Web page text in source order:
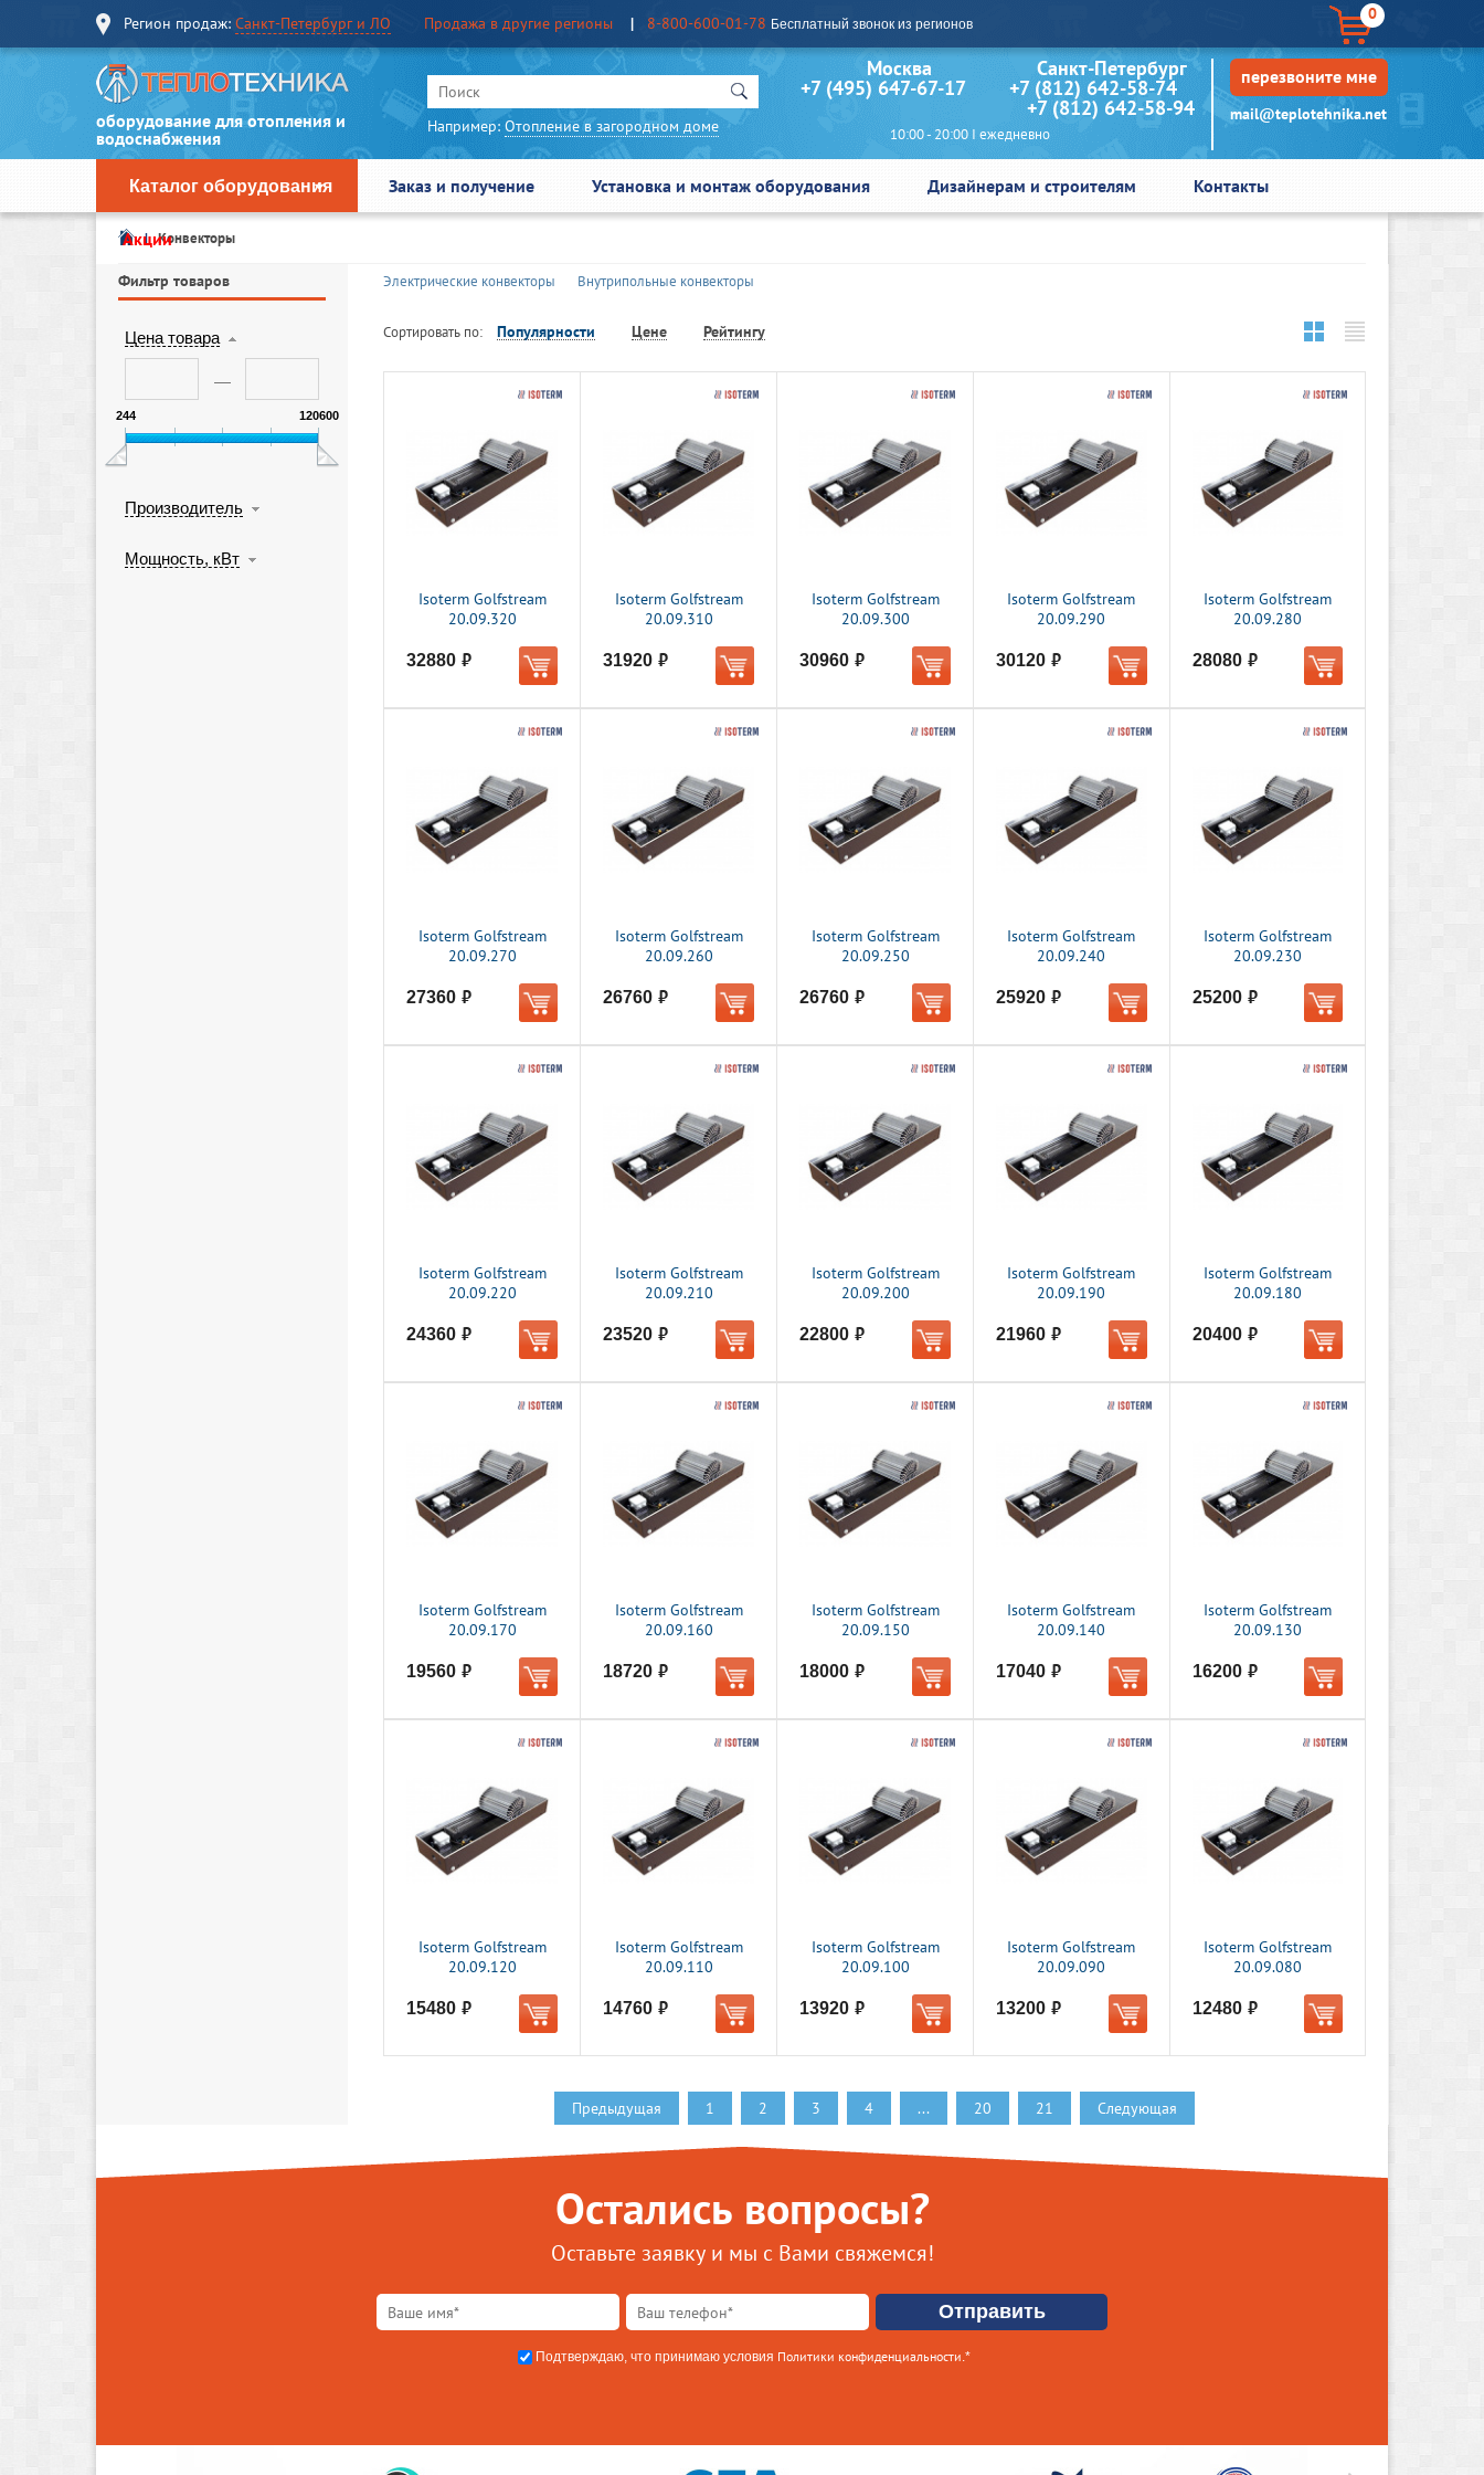
Регион продаж: Санкт-Петербург и ЛО Продажа в другие регионы 8-800-600-01-78 Бесплатный звонок из регионов
0
оборудование для отопления и
водоснабжения
Например: Отопление в загородном доме
Москва Санкт-Петербург
+7 (495) 647-67-17 +7 (812) 642-58-74
+7 (812) 642-58-94
10:00 - 20:00 I ежедневно
перезвоните мне
mail@teplotehnika.net
Каталог оборудования Заказ и получение Установка и монтаж оборудования Дизайнерам и строителям Контакты
АкцииКонвекторы
Фильтр товаров
Цена товара
244 120600
Производитель
Мощность, кВт
Электрические конвекторы Внутрипольные конвекторы
Сортировать по: Популярности Цене Рейтингу
Isoterm Golfstream
20.09.320
32880 руб.
Isoterm Golfstream
20.09.310
31920 руб.
Isoterm Golfstream
20.09.300
30960 руб.
Isoterm Golfstream
20.09.290
30120 руб.
Isoterm Golfstream
20.09.280
28080 руб.
Isoterm Golfstream
20.09.270
27360 руб.
Isoterm Golfstream
20.09.260
26760 руб.
Isoterm Golfstream
20.09.250
26760 руб.
Isoterm Golfstream
20.09.240
25920 руб.
Isoterm Golfstream
20.09.230
25200 руб.
Isoterm Golfstream
20.09.220
24360 руб.
Isoterm Golfstream
20.09.210
23520 руб.
Isoterm Golfstream
20.09.200
22800 руб.
Isoterm Golfstream
20.09.190
21960 руб.
Isoterm Golfstream
20.09.180
20400 руб.
Isoterm Golfstream
20.09.170
19560 руб.
Isoterm Golfstream
20.09.160
18720 руб.
Isoterm Golfstream
20.09.150
18000 руб.
Isoterm Golfstream
20.09.140
17040 руб.
Isoterm Golfstream
20.09.130
16200 руб.
Isoterm Golfstream
20.09.120
15480 руб.
Isoterm Golfstream
20.09.110
14760 руб.
Isoterm Golfstream
20.09.100
13920 руб.
Isoterm Golfstream
20.09.090
13200 руб.
Isoterm Golfstream
20.09.080
12480 руб.
Предыдущая 1 2 3 4 ... 20 21 Следующая
Остались вопросы?
Оставьте заявку и мы с Вами свяжемся!
Подтверждаю, что принимаю условия Политики конфиденциальности .*